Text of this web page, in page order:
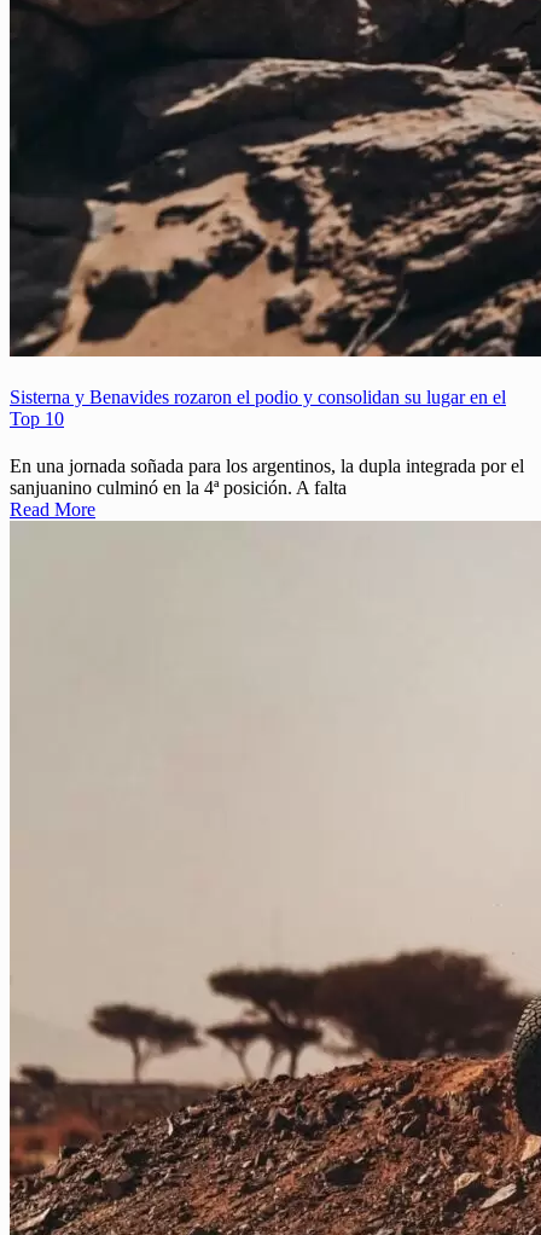
Sisterna y Benavides rozaron el podio y consolidan su lugar en el
Top 10
En una jornada soñada para los argentinos, la dupla integrada por el
sanjuanino culminó en la 4ª posición. A falta
Read More